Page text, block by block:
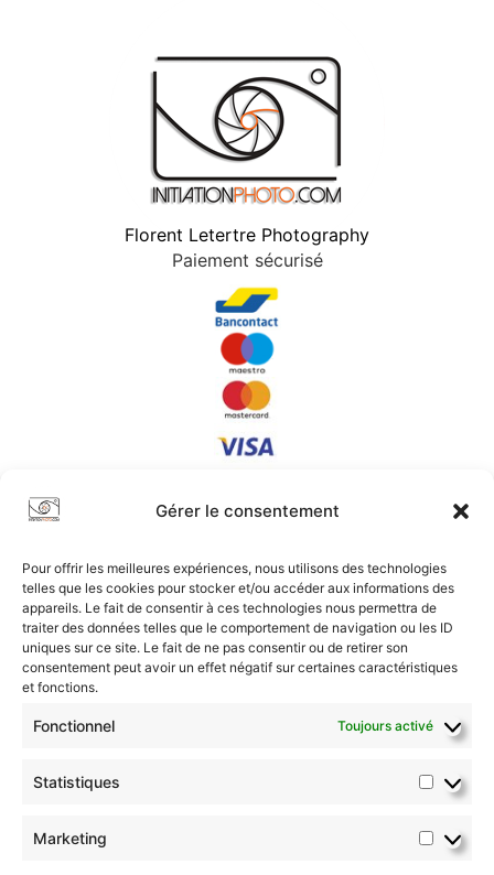
Gérer le consentement
Pour offrir les meilleures expériences, nous utilisons des technologies
telles que les cookies pour stocker et/ou accéder aux informations des
appareils. Le fait de consentir à ces technologies nous permettra de
traiter des données telles que le comportement de navigation ou les ID
uniques sur ce site. Le fait de ne pas consentir ou de retirer son
consentement peut avoir un effet négatif sur certaines caractéristiques
et fonctions.
Fonctionnel Toujours activé
Statistiques
Marketing
Florent Letertre Photography
Paiement sécurisé
Conditions Générales|Confidentialité|Plan du Site